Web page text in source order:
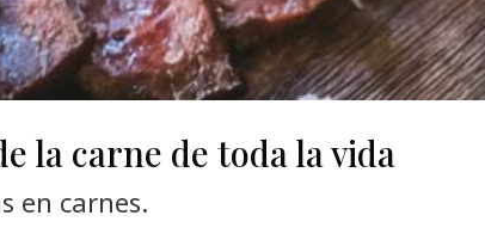
la carne de toda la vida
en carnes.